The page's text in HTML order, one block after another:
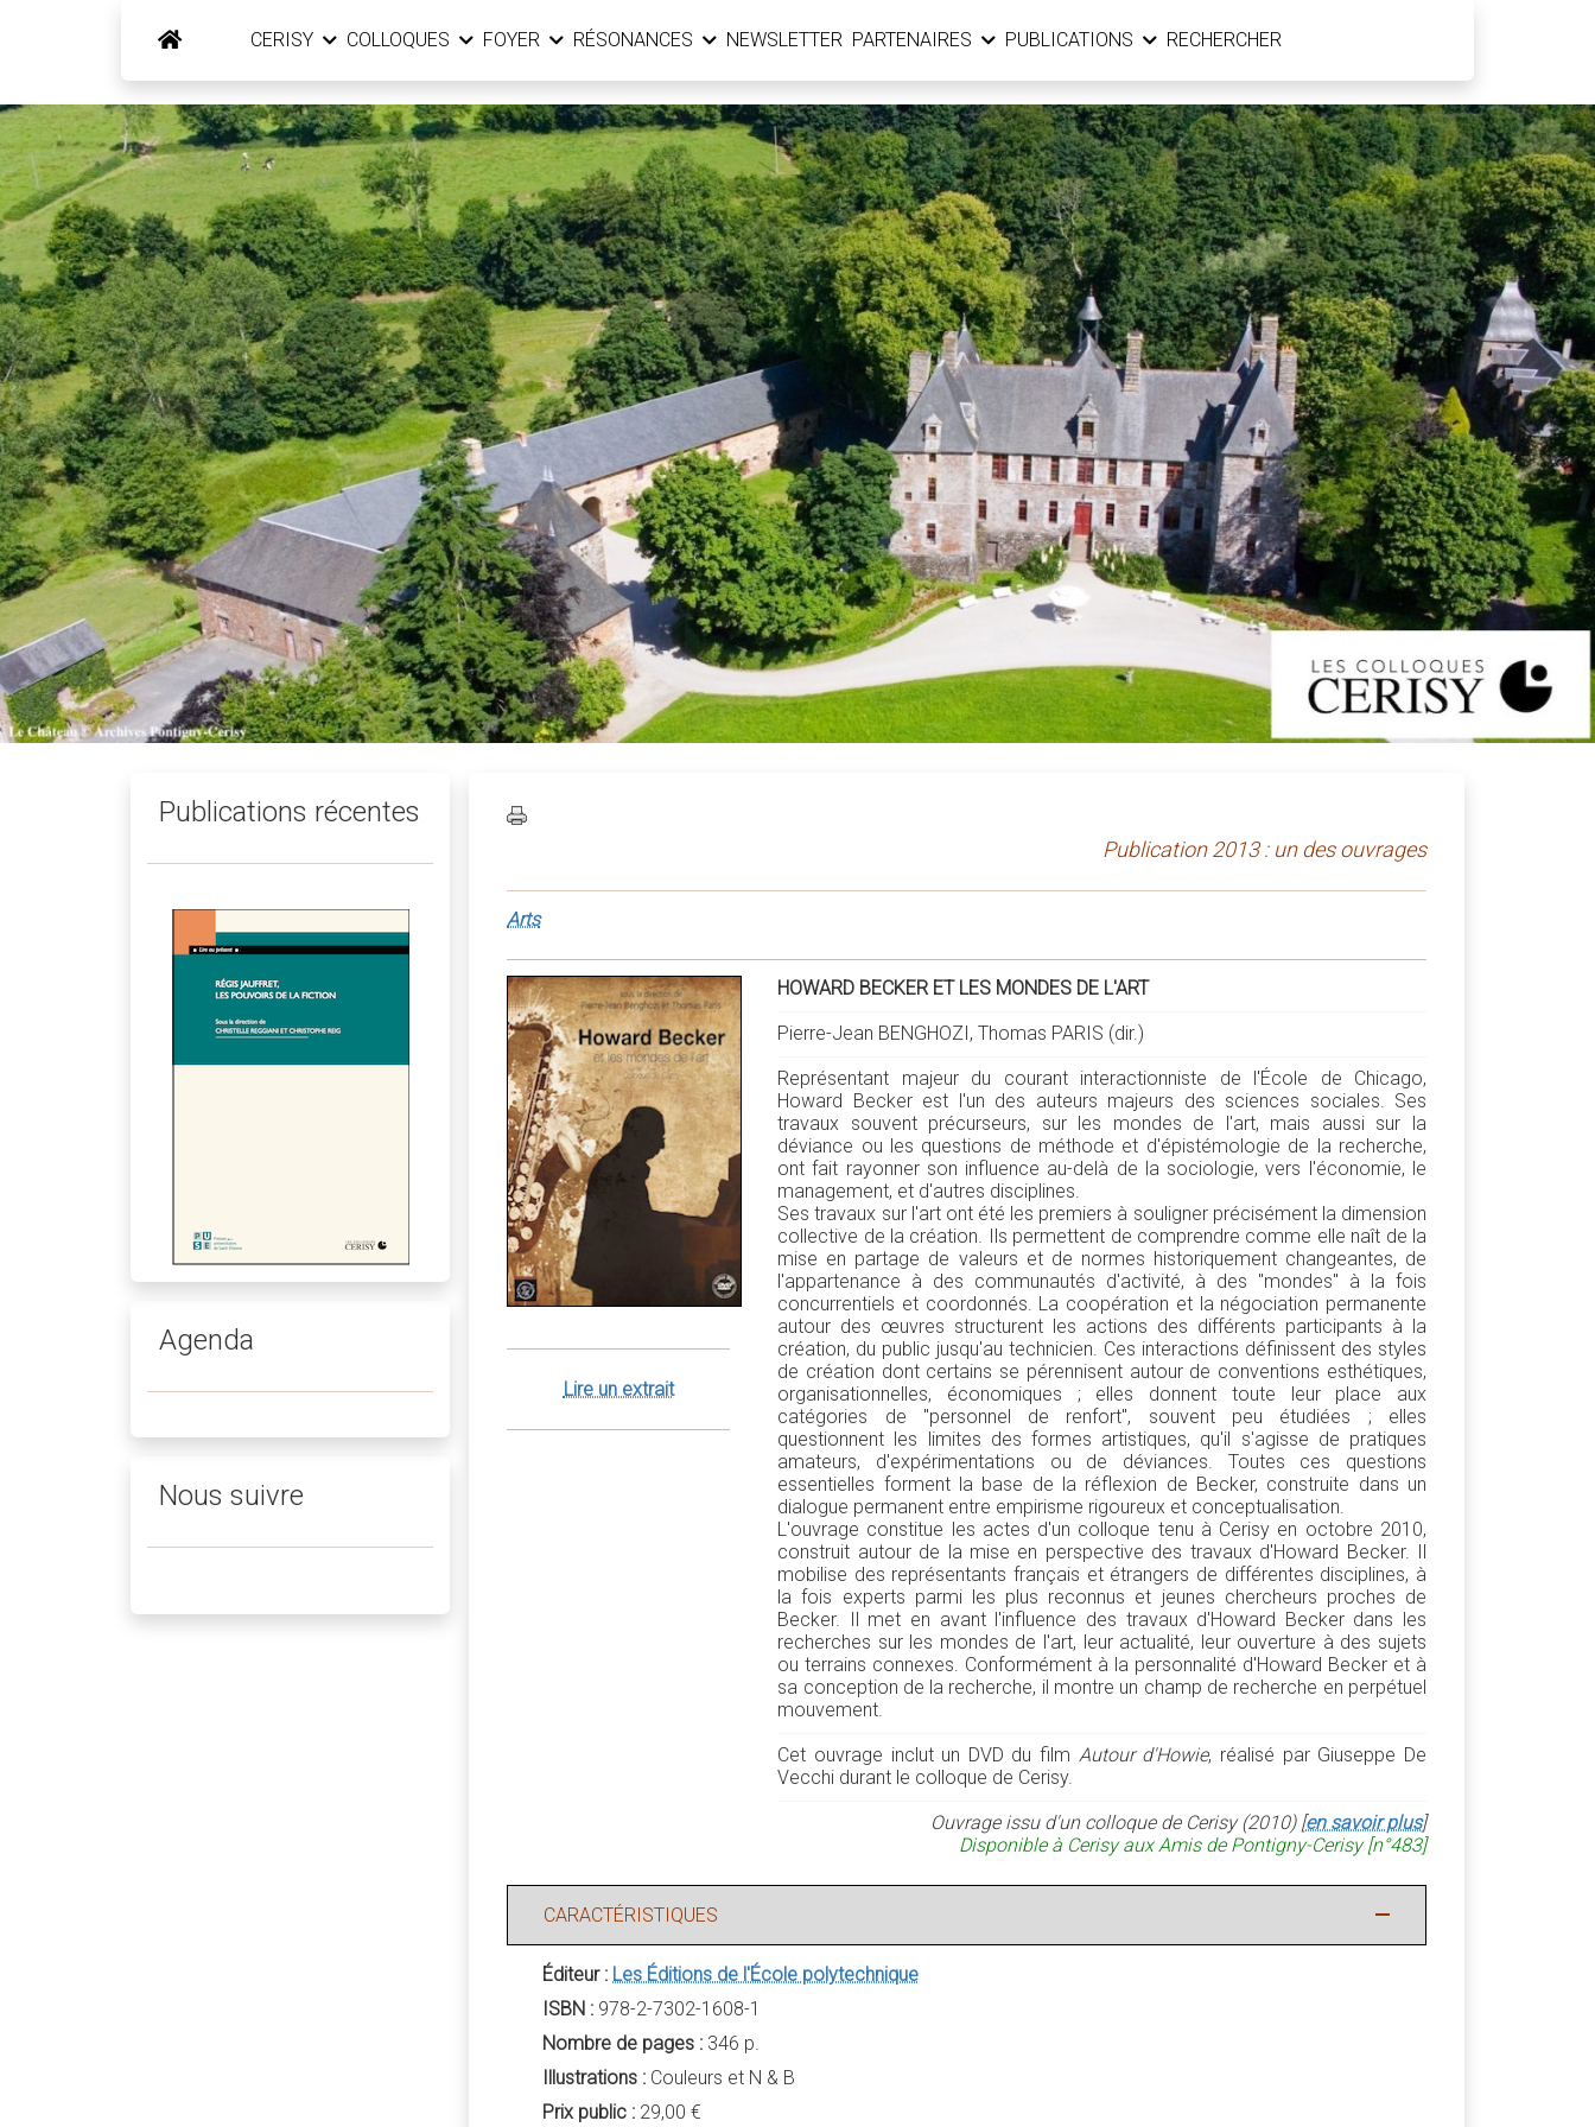
CERISY COLLOQUES FOYER RÉSONANCES NEWSLETTER PARTENAIRES PUBLICATIONS RECHERCHER
Publication 2013 : un des ouvrages
Arts
Lire un extrait
HOWARD BECKER ET LES MONDES DE L'ART
Pierre-Jean BENGHOZI, Thomas PARIS (dir.)
Représentant majeur du courant interactionniste de l'École de Chicago,
Howard Becker est l'un des auteurs majeurs des sciences sociales. Ses
travaux souvent précurseurs, sur les mondes de l'art, mais aussi sur la
déviance ou les questions de méthode et d'épistémologie de la recherche,
ont fait rayonner son influence au-delà de la sociologie, vers l'économie, le
management, et d'autres disciplines.
Ses travaux sur l'art ont été les premiers à souligner précisément la dimension
collective de la création. Ils permettent de comprendre comme elle naît de la
mise en partage de valeurs et de normes historiquement changeantes, de
l'appartenance à des communautés d'activité, à des "mondes" à la fois
concurrentiels et coordonnés. La coopération et la négociation permanente
autour des œuvres structurent les actions des différents participants à la
création, du public jusqu'au technicien. Ces interactions définissent des styles
de création dont certains se pérennisent autour de conventions esthétiques,
organisationnelles, économiques ; elles donnent toute leur place aux
catégories de "personnel de renfort", souvent peu étudiées ; elles
questionnent les limites des formes artistiques, qu'il s'agisse de pratiques
amateurs, d'expérimentations ou de déviances. Toutes ces questions
essentielles forment la base de la réflexion de Becker, construite dans un
dialogue permanent entre empirisme rigoureux et conceptualisation.
L'ouvrage constitue les actes d'un colloque tenu à Cerisy en octobre 2010,
construit autour de la mise en perspective des travaux d'Howard Becker. Il
mobilise des représentants français et étrangers de différentes disciplines, à
la fois experts parmi les plus reconnus et jeunes chercheurs proches de
Becker. Il met en avant l'influence des travaux d'Howard Becker dans les
recherches sur les mondes de l'art, leur actualité, leur ouverture à des sujets
ou terrains connexes. Conformément à la personnalité d'Howard Becker et à
sa conception de la recherche, il montre un champ de recherche en perpétuel
mouvement.
Cet ouvrage inclut un DVD du film Autour d'Howie, réalisé par Giuseppe De
Vecchi durant le colloque de Cerisy.
Ouvrage issu d'un colloque de Cerisy (2010) [en savoir plus]
Disponible à Cerisy aux Amis de Pontigny-Cerisy [n°483]
CARACTÉRISTIQUES
Éditeur : Les Éditions de l'École polytechnique
ISBN : 978-2-7302-1608-1
Nombre de pages : 346 p.
Illustrations : Couleurs et N & B
Prix public : 29,00 €
Publications récentes
Agenda
Nous suivre